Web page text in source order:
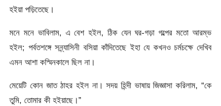
হইয়া পড়িতেছে।
মনে মনে ভাবিলাম, এ বেশ হইল, ঠিক যেন ঘর-গড়া গল্পের মতাে আরম্ভ
হইল; পর্বতশঙ্গে সন্ন্যাসিনী বসিয়া কাঁদিতেছে ইহা যে কখনও চর্মচক্ষে দেখিব
এমন আশা কস্মিনকালে ছিল না।
মেয়েটি কোন জাত ঠাহর হইল না। সদয় হিন্দী ভাষায় জিজ্ঞাসা করিলাম, “কে
তুমি, তােমার কী হইয়াছে।”